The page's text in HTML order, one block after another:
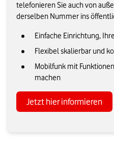
telefonieren Sie auch von
derselben Nummer ins
Einfache Einrichtung,
Flexibel skalierbar und
Mobilfunk mit
machen
Jetzt hier informieren